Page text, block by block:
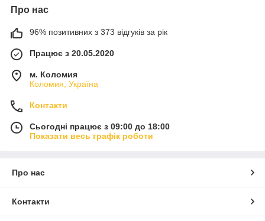
Про нас
96% позитивних з 373 відгуків за рік
Працює з 20.05.2020
м. Коломия
Коломия, Україна
Контакти
Сьогодні працює з 09:00 до 18:00
Показати весь графік роботи
Про нас
Контакти